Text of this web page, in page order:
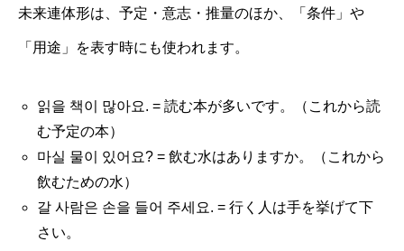
未来連体形は、予定・意志・推量のほか、「条件」や
「用途」を表す時にも使われます。
읽을 책이 많아요. = 読む本が多いです。（これから読
む予定の本）
마실 물이 있어요? = 飲む水はありますか。（これから
飲むための水）
갈 사람은 손을 들어 주세요. = 行く人は手を挙げて下
さい。